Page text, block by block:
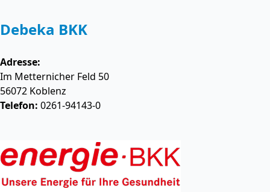
Debeka BKK
Adresse:
Im Metternicher Feld 50
56072 Koblenz
Telefon: 0261-94143-0